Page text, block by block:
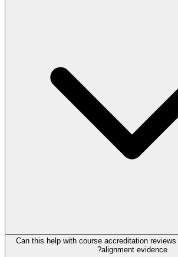
Can this help with course accreditation
alignment evidence?